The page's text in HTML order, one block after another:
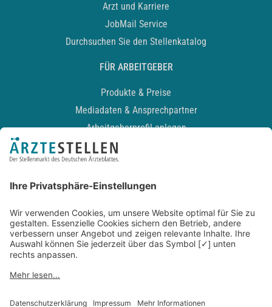
Arzt und Karriere
JobMail Service
Durchsuchen Sie den Stellenkatalog
FÜR ARBEITGEBER
Produkte & Preise
Mediadaten & Ansprechpartner
Arbeitgeberprofil anlegen
Recruiting-Podcast
Kontakt
Datenschutz
Newsletter